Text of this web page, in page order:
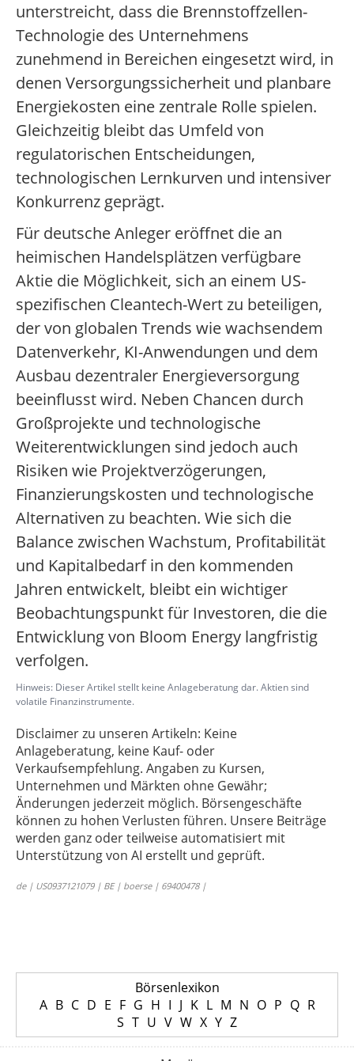
unterstreicht, dass die Brennstoffzellen-
Technologie des Unternehmens
zunehmend in Bereichen eingesetzt wird, in
denen Versorgungssicherheit und planbare
Energiekosten eine zentrale Rolle spielen.
Gleichzeitig bleibt das Umfeld von
regulatorischen Entscheidungen,
technologischen Lernkurven und intensiver
Konkurrenz geprägt.
Für deutsche Anleger eröffnet die an
heimischen Handelsplätzen verfügbare
Aktie die Möglichkeit, sich an einem US-
spezifischen Cleantech-Wert zu beteiligen,
der von globalen Trends wie wachsendem
Datenverkehr, KI-Anwendungen und dem
Ausbau dezentraler Energieversorgung
beeinflusst wird. Neben Chancen durch
Großprojekte und technologische
Weiterentwicklungen sind jedoch auch
Risiken wie Projektverzögerungen,
Finanzierungskosten und technologische
Alternativen zu beachten. Wie sich die
Balance zwischen Wachstum, Profitabilität
und Kapitalbedarf in den kommenden
Jahren entwickelt, bleibt ein wichtiger
Beobachtungspunkt für Investoren, die die
Entwicklung von Bloom Energy langfristig
verfolgen.
Hinweis: Dieser Artikel stellt keine Anlageberatung dar. Aktien sind
volatile Finanzinstrumente.
Disclaimer zu unseren Artikeln: Keine
Anlageberatung, keine Kauf- oder
Verkaufsempfehlung. Angaben zu Kursen,
Unternehmen und Märkten ohne Gewähr;
Änderungen jederzeit möglich. Börsengeschäfte
können zu hohen Verlusten führen. Unsere Beiträge
werden ganz oder teilweise automatisiert mit
Unterstützung von AI erstellt und geprüft.
de | US0937121079 | BE | boerse | 69400478 |
Börsenlexikon
A B C D E F G H I J K L M N O P Q R
S T U V W X Y Z